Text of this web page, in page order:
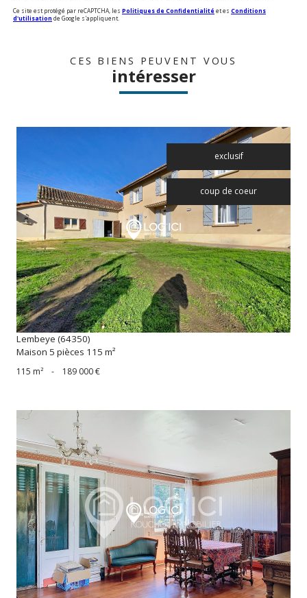
Ce site est protégé par reCAPTCHA, les Politiques de Confidentialité et es Conditions
d'utilisation de Google s'appliquent.
CES BIENS PEUVENT VOUS
intéresser
exclusif
coup de coeur
voir le bien
Lembeye (64350)
Maison 5 pièces 115 m²
115 m² - 189 000 €
voir le bien